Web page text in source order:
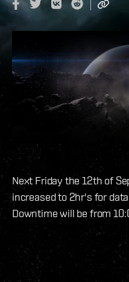
Next Friday the 12th of
increased to 2hr's for
Downtime will be from